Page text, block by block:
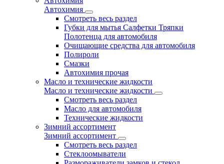
Автохимия
Смотреть весь раздел
Губки для мытья Салфетки Тряпки
Полотенца для автомобиля
Очищающие средства для автомобиля
Полироли
Смазки
Автохимия прочая
Масло и технические жидкости
Масло и технические жидкости
Смотреть весь раздел
Масло для автомобиля
Технические жидкости
Зимний ассортимент
Зимний ассортимент
Смотреть весь раздел
Стеклоомыватели